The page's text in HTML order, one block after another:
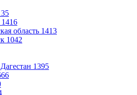
1416
область 1413
1042
1395